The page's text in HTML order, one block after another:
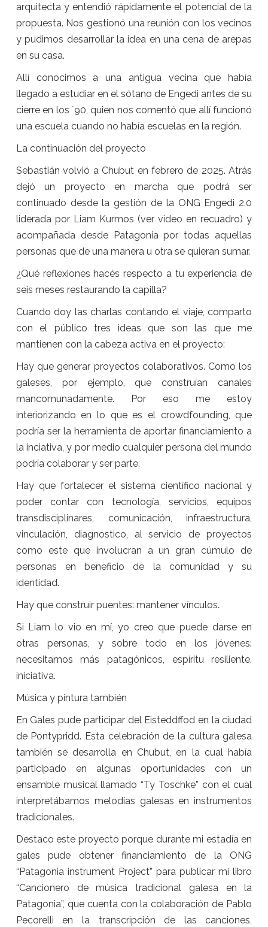
arquitecta y entendió rápidamente el potencial de la
propuesta. Nos gestionó una reunión con los vecinos
y pudimos desarrollar la idea en una cena de arepas
en su casa.
Allí conocimos a una antigua vecina que había
llegado a estudiar en el sótano de Engedi antes de su
cierre en los ´90, quien nos comentó que allí funcionó
una escuela cuando no había escuelas en la región.
La continuación del proyecto
Sebastián volvió a Chubut en febrero de 2025. Atrás
dejó un proyecto en marcha que podrá ser
continuado desde la gestión de la ONG Engedi 2.0
liderada por Liam Kurmos (ver video en recuadro) y
acompañada desde Patagonia por todas aquellas
personas que de una manera u otra se quieran sumar.
¿Qué reflexiones hacés respecto a tu experiencia de
seis meses restaurando la capilla?
Cuando doy las charlas contando el viaje, comparto
con el público tres ideas que son las que me
mantienen con la cabeza activa en el proyecto:
Hay que generar proyectos colaborativos. Como los
galeses, por ejemplo, que construían canales
mancomunadamente. Por eso me estoy
interiorizando en lo que es el crowdfounding, que
podría ser la herramienta de aportar financiamiento a
la inciativa, y por medio cualquier persona del mundo
podría colaborar y ser parte.
Hay que fortalecer el sistema científico nacional y
poder contar con tecnología, servicios, equipos
transdisciplinares, comunicación, infraestructura,
vinculación, diagnostico, al servicio de proyectos
como este que involucran a un gran cúmulo de
personas en beneficio de la comunidad y su
identidad.
Hay que construir puentes: mantener vínculos.
Si Liam lo vio en mí, yo creo que puede darse en
otras personas, y sobre todo en los jóvenes:
necesitamos más patagónicos, espíritu resiliente,
iniciativa.
Música y pintura también
En Gales pude participar del Eisteddffod en la ciudad
de Pontypridd. Esta celebración de la cultura galesa
también se desarrolla en Chubut, en la cual había
participado en algunas oportunidades con un
ensamble musical llamado “Ty Toschke” con el cual
interpretábamos melodías galesas en instrumentos
tradicionales.
Destaco este proyecto porque durante mi estadía en
gales pude obtener financiamiento de la ONG
“Patagonia instrument Project” para publicar mi libro
“Cancionero de música tradicional galesa en la
Patagonia”, que cuenta con la colaboración de Pablo
Pecorelli en la transcripción de las canciones,